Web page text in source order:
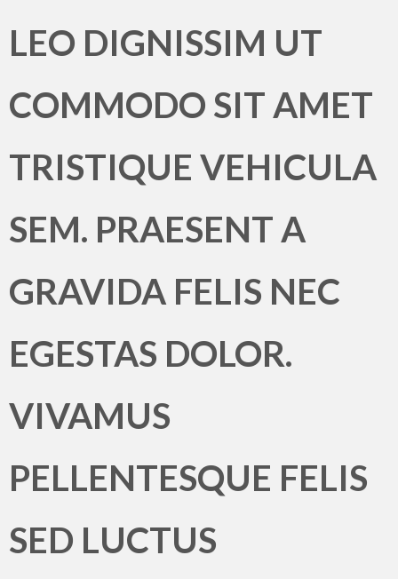
LEO DIGNISSIM UT
COMMODO SIT AMET
TRISTIQUE VEHICULA
SEM. PRAESENT A
GRAVIDA FELIS NEC
EGESTAS DOLOR.
VIVAMUS
PELLENTESQUE FELIS
SED LUCTUS